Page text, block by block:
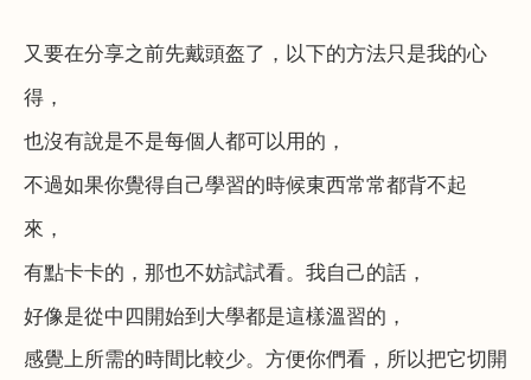
又要在分享之前先戴頭盔了，以下的方法只是我的心
得，
也沒有說是不是每個人都可以用的，
不過如果你覺得自己學習的時候東西常常都背不起
來，
有點卡卡的，那也不妨試試看。我自己的話，
好像是從中四開始到大學都是這樣溫習的，
感覺上所需的時間比較少。方便你們看，所以把它切開